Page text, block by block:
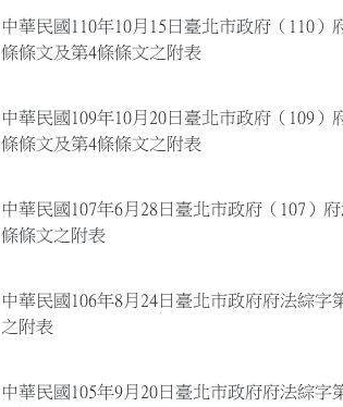
中華民國110年10月15日臺北市政府（110）
條條文及第4條條文之附表
中華民國109年10月20日臺北市政府（109）
條條文及第4條條文之附表
中華民國107年6月28日臺北市政府（107）
條條文之附表
中華民國106年8月24日臺北市政府府法綜字
之附表
中華民國105年9月20日臺北市政府府法綜字